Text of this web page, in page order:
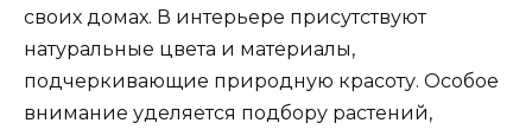
своих домах. В интерьере присутствуют
натуральные цвета и материалы,
подчеркивающие природную красоту. Особое
внимание уделяется подбору растений,